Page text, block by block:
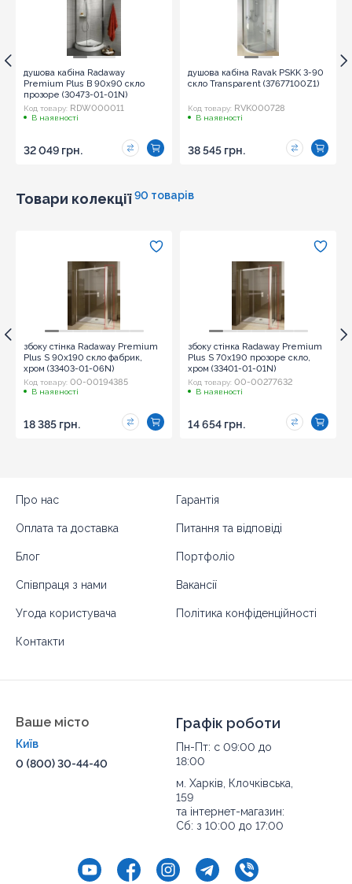
душова кабіна Radaway
Premium Plus B 90x90 скло
прозоре (30473-01-01N)
Код товару: RDW000011
В наявності
32 049 грн.
душова кабіна Ravak PSKK 3-90
скло Transparent (37677100Z1)
Код товару: RVK000728
В наявності
38 545 грн.
Товари колекції 90 товарів
збоку стінка Radaway Premium
Plus S 90x190 скло фабрик,
хром (33403-01-06N)
Код товару: 00-00194385
В наявності
18 385 грн.
збоку стінка Radaway Premium
Plus S 70x190 прозоре скло,
хром (33401-01-01N)
Код товару: 00-00277632
В наявності
14 654 грн.
Про нас Гарантія
Оплата та доставка Питання та відповіді
Блог Портфоліо
Співпраця з нами Вакансії
Угода користувача Політика конфіденційності
Контакти
Ваше місто
Київ
0 (800) 30-44-40
Графік роботи
Пн-Пт: с 09:00 до
18:00
м. Харків, Клочківська,
159
та інтернет-магазин:
Сб: з 10:00 до 17:00